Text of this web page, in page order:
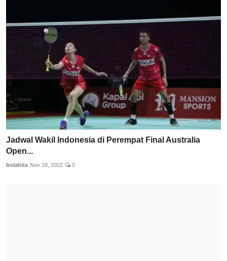
Jadwal Wakil Indonesia di Perempat Final Australia
Open...
bolahita Nov 18, 2022 0